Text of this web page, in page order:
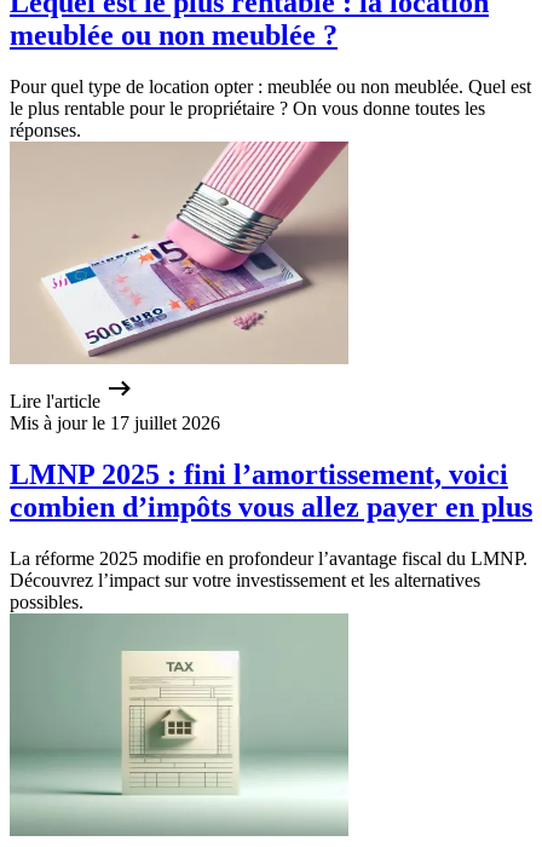
meublée ou non meublée ?
Pour quel type de location opter : meublée ou non meublée. Quel est
le plus rentable pour le propriétaire ? On vous donne toutes les
réponses.
Lire l'article
Mis à jour le 17 juillet 2026
LMNP 2025 : fini l’amortissement, voici
combien d’impôts vous allez payer en plus
La réforme 2025 modifie en profondeur l’avantage fiscal du LMNP.
Découvrez l’impact sur votre investissement et les alternatives
possibles.